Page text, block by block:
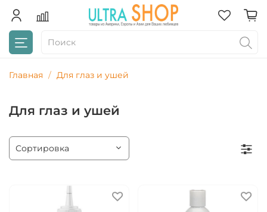
Главная Для глаз и ушей
Для глаз и ушей